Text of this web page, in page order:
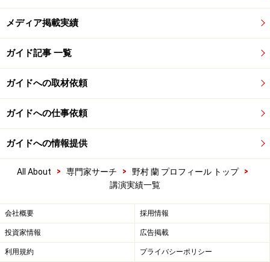
メディア掲載実績
ガイド記事 一覧
ガイドへの取材依頼
ガイドへの仕事依頼
ガイドへの情報提供
All About > 専門家サーチ > 野村 蘭 プロフィール トップ
>
講演実績一覧
会社概要 採用情報
投資家情報 広告掲載
利用規約 プライバシーポリシー